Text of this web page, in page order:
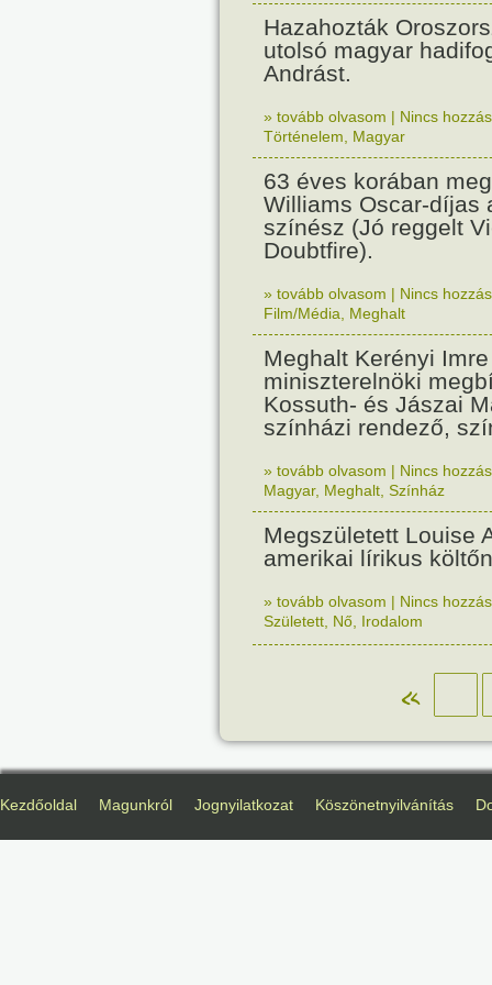
Hazahozták
utolsó magyar
Andrást.
» tovább olvasom | Nincs
Történelem
Magyar
63 éves korában
Williams Oscar-díjas
színész (Jó reggelt
Doubtfire).
» tovább olvasom | Nincs
Film/Média
Meghalt
Meghalt Kerényi Imre
miniszterelnöki
Kossuth- és Jászai
színházi rendező,
» tovább olvasom | Nincs
Magyar, Meghalt Színház
Megszületett Louise
amerikai lírikus
» tovább olvasom | Nincs
Született Nő Irodalom
«
Kezdőoldal Magunkról Jognyilatkozat Köszönetnyilvánítás